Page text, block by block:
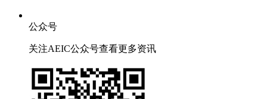
公众号
关注AEIC公众号查看更多资讯